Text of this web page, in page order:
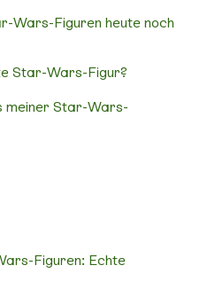
Wars-Figuren heute noch
Star-Wars-Figur?
meiner Star-Wars-
Figuren: Echte